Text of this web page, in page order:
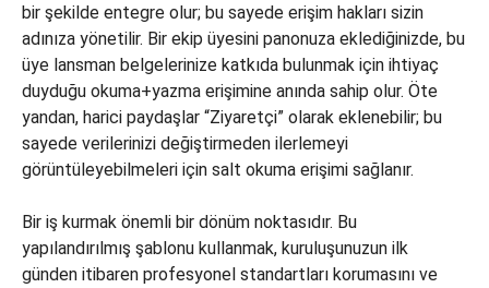
bir şekilde entegre olur; bu sayede erişim hakları sizin
adınıza yönetilir. Bir ekip üyesini panonuza eklediğinizde, bu
üye lansman belgelerinize katkıda bulunmak için ihtiyaç
duyduğu okuma+yazma erişimine anında sahip olur. Öte
yandan, harici paydaşlar “Ziyaretçi” olarak eklenebilir; bu
sayede verilerinizi değiştirmeden ilerlemeyi
görüntüleyebilmeleri için salt okuma erişimi sağlanır.
Bir iş kurmak önemli bir dönüm noktasıdır. Bu
yapılandırılmış şablonu kullanmak, kuruluşunuzun ilk
günden itibaren profesyonel standartları korumasını ve